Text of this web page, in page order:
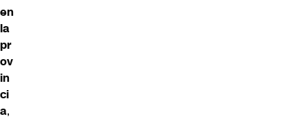
en
la
pr
ov
in
ci
a,